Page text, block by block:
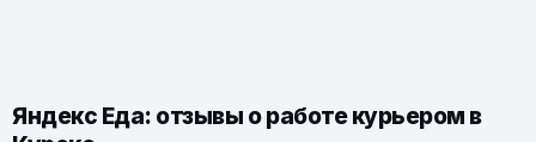
Яндекс Еда: отзывы о работе курьером в